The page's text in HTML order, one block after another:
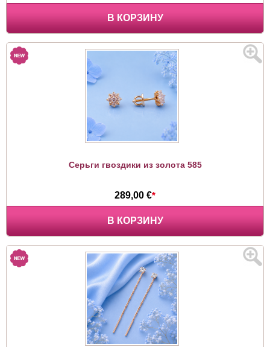
В КОРЗИНУ
Серьги гвоздики из золота 585
289,00 €*
В КОРЗИНУ